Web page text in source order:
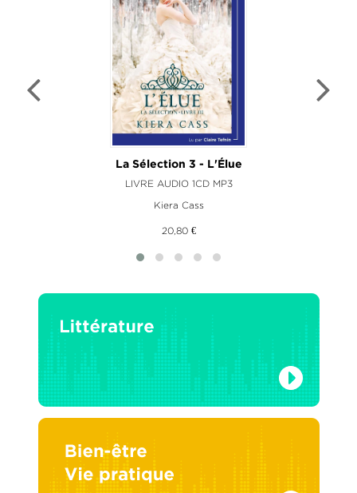
La Sélection 3 - L'Élue
LIVRE AUDIO 1CD MP3
Kiera Cass
20,80 €